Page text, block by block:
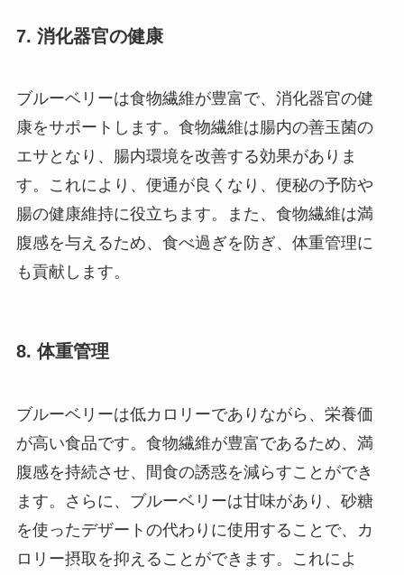
7. 消化器官の健康
ブルーベリーは食物繊維が豊富で、消化器官の健
康をサポートします。食物繊維は腸内の善玉菌の
エサとなり、腸内環境を改善する効果がありま
す。これにより、便通が良くなり、便秘の予防や
腸の健康維持に役立ちます。また、食物繊維は満
腹感を与えるため、食べ過ぎを防ぎ、体重管理に
も貢献します。
8. 体重管理
ブルーベリーは低カロリーでありながら、栄養価
が高い食品です。食物繊維が豊富であるため、満
腹感を持続させ、間食の誘惑を減らすことができ
ます。さらに、ブルーベリーは甘味があり、砂糖
を使ったデザートの代わりに使用することで、カ
ロリー摂取を抑えることができます。これによ